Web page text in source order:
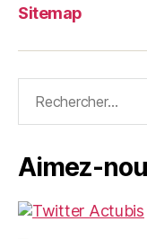
Sitemap
Aimez-